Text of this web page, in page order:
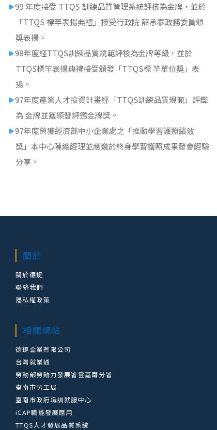
99 年度接受 TTQS 訓練品質管理系統評核為金牌，並於
「TTQS 標竿表揚典禮」接受行政院 薛承泰政務委員頒
奬表揚。
98年度經TTQS訓練品質規範評核為金牌等級，並於
TTQS標竿表揚典禮接受頒發「TTQS標 竿單位奬」表
揚。
97年度產業人才投資計畫經「TTQS訓練品質規範」評鑑
為 金牌並獲頒發評鑑金牌獎。
97年度榮獲經濟部中小企業處之「推動學習護照績效
獎」本中心陳總經理並應邀於終身學習護照成果發會經驗
分享。
關於
關於德鍵
聯絡我們
隱私權政策
相關網站
德鍵企業有限公司
台灣就業通
勞動部勞動力發展署雲嘉南分署
臺南市勞工局
臺南市政府職訓就服中心
iCAP職能發展應用
TTQS人才發展品質系統